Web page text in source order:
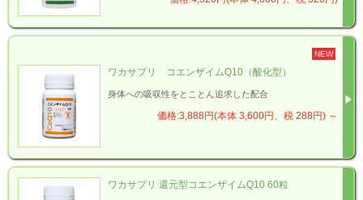
NEW
ワカサプリ コエンザイムQ10（酸化型）
身体への吸収性をとことん追求した配合
価格:3,888円(本体 3,600円、税 288円) ～
ワカサプリ 還元型コエンザイムQ10 60粒